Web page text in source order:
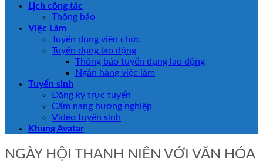
Lịch công tác
Thông báo
Việc Làm
Tuyển dụng viên chức
Tuyển dụng lao động
Thông báo tuyển dụng lao động
Ngân hàng việc làm
Tuyển sinh
Đăng ký trực tuyến
Cẩm nang hướng nghiệp
Video tuyển sinh
Khung Avatar
NGÀY HỘI THANH NIÊN VỚI VĂN HÓA